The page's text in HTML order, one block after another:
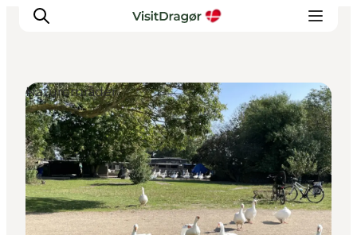
Oplev
Kultur & Historie
Byliv & Mad
Natur & Friluftsliv
For børn
Naturområder